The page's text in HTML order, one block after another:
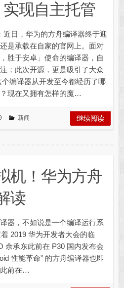
现自主托管
日，华为的方舟编译器终于迎
是承载在自家的官网上。面对
胜于安卓」使命的编译器，自
；此次开源，更是吸引了大众
译器从开发至今都经历了哪
现在又拥有怎样的魔…
新闻 继续阅读
机！华为方舟
读
，不如说是一个编译运行系
华为开发者大会的临
余承东此前在 P30 国内发布会
性能革命” 的方舟编译器也即
前在…